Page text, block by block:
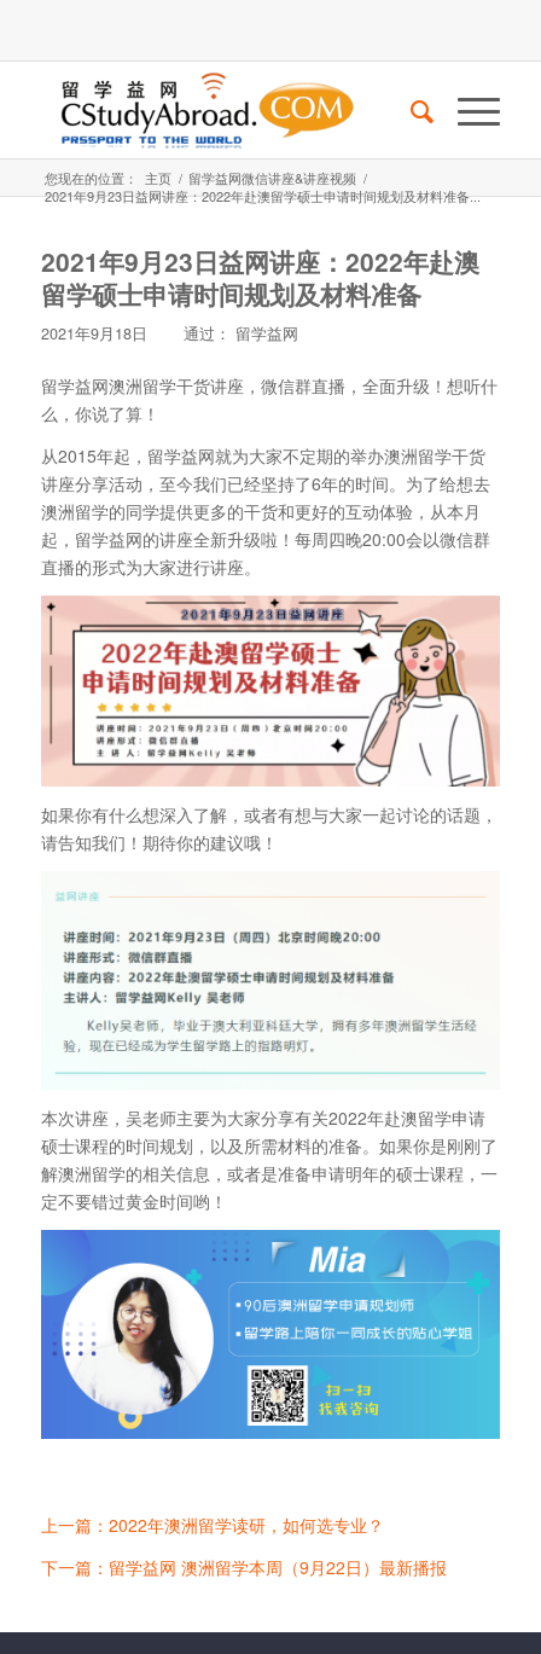
您现在的位置： 主页 / 留学益网微信讲座&讲座视频 /
2021年9月23日益网讲座：2022年赴澳留学硕士申请时间规划及材料准备...
2021年9月23日益网讲座：2022年赴澳
留学硕士申请时间规划及材料准备
2021年9月18日 通过： 留学益网
留学益网澳洲留学干货讲座，微信群直播，全面升级！想听什
么，你说了算！
从2015年起，留学益网就为大家不定期的举办澳洲留学干货
讲座分享活动，至今我们已经坚持了6年的时间。为了给想去
澳洲留学的同学提供更多的干货和更好的互动体验，从本月
起，留学益网的讲座全新升级啦！每周四晚20:00会以微信群
直播的形式为大家进行讲座。
如果你有什么想深入了解，或者有想与大家一起讨论的话题，
请告知我们！期待你的建议哦！
本次讲座，吴老师主要为大家分享有关2022年赴澳留学申请
硕士课程的时间规划，以及所需材料的准备。如果你是刚刚了
解澳洲留学的相关信息，或者是准备申请明年的硕士课程，一
定不要错过黄金时间哟！
上一篇：2022年澳洲留学读研，如何选专业？
下一篇：留学益网 澳洲留学本周（9月22日）最新播报